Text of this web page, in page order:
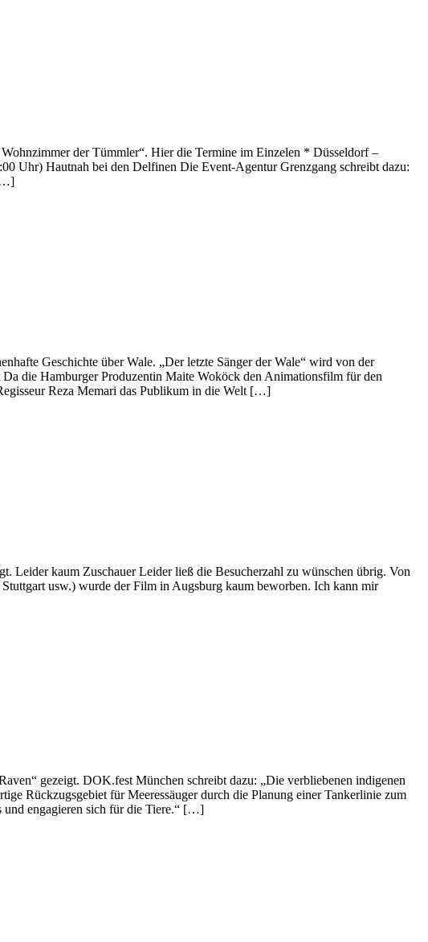
der Tümmler“. Hier die Termine im Einzelen * Düsseldorf –
Uhr) Hautnah bei den Delfinen Die Event-Agentur Grenzgang schreibt dazu:
Geschichte über Wale. „Der letzte Sänger der Wale“ wird von der
die Hamburger Produzentin Maite Woköck den Animationsfilm für den
Reza Memari das Publikum in die Welt […]
Leider kaum Zuschauer Leider ließ die Besucherzahl zu wünschen übrig. Von
usw.) wurde der Film in Augsburg kaum beworben. Ich kann mir
gezeigt. DOK.fest München schreibt dazu: „Die verbliebenen indigenen
Rückzugsgebiet für Meeressäuger durch die Planung einer Tankerlinie zum
und engagieren sich für die Tiere.“ […]